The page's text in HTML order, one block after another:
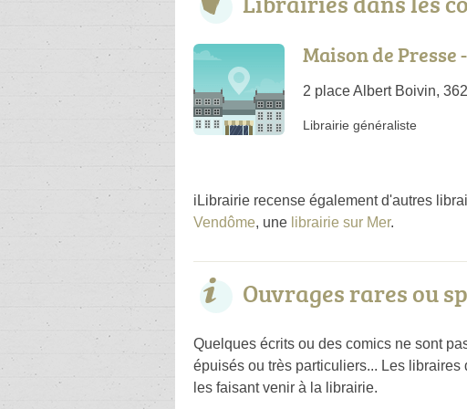
Maison de Presse
2 place Albert Boivin,
Librairie généraliste
iLibrairie recense également d'autres
Vendôme, une librairie sur Mer.
Ouvrages rares ou
Quelques écrits ou des comics ne sont
épuisés ou très particuliers... Les
les faisant venir à la librairie.